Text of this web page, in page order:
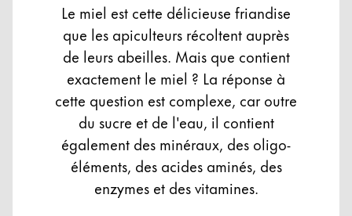
Le miel est cette délicieuse friandise
que les apiculteurs récoltent auprès
de leurs abeilles. Mais que contient
exactement le miel ? La réponse à
cette question est complexe, car outre
du sucre et de l'eau, il contient
également des minéraux, des oligo-
éléments, des acides aminés, des
enzymes et des vitamines.